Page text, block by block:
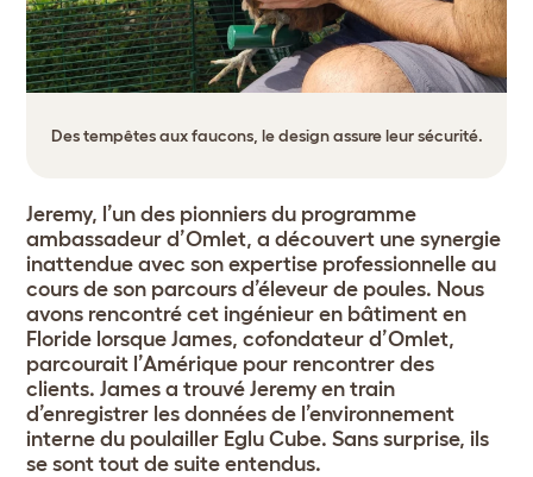
Des tempêtes aux faucons, le design assure leur sécurité.
Jeremy, l’un des pionniers du programme
ambassadeur d’Omlet, a découvert une synergie
inattendue avec son expertise professionnelle au
cours de son parcours d’éleveur de poules. Nous
avons rencontré cet ingénieur en bâtiment en
Floride lorsque James, cofondateur d’Omlet,
parcourait l’Amérique pour rencontrer des
clients. James a trouvé Jeremy en train
d’enregistrer les données de l’environnement
interne du poulailler Eglu Cube. Sans surprise, ils
se sont tout de suite entendus.